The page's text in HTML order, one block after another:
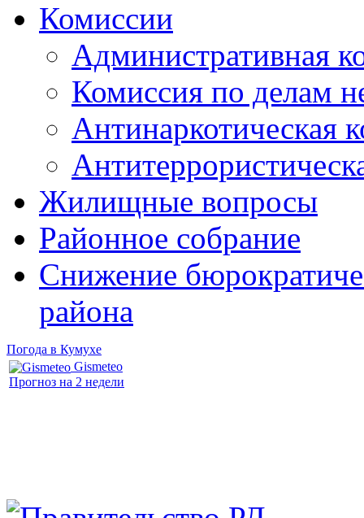
Комиссии
Административная
Комиссия по делам
Антинаркотическая
Жилищные вопросы
Районное собрание
Снижение
района
Погода в Кумухе
Gismeteo
Прогноз на 2 недели